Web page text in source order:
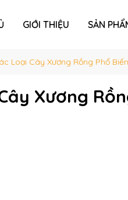
GIỚI THIỆU SẢN
Loại Cây Xương Rồng Phổ
Xương